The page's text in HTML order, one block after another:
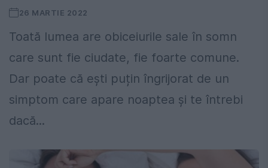
26 MARTIE 2022
Toată lumea are obiceiurile sale în somn
care sunt fie ciudate, fie foarte comune.
Dar poate că ești puțin îngrijorat de un
simptom care apare noaptea și te întrebi
dacă...